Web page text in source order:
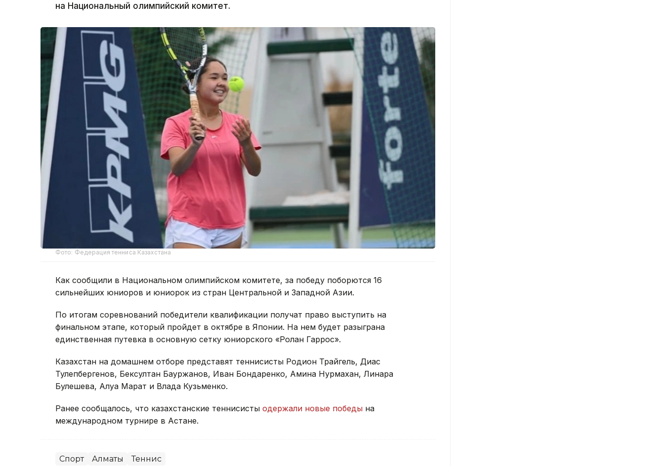
на Национальный олимпийский комитет.
Фото: Федерация тенниса Казахстана
Как сообщили в Национальном олимпийском комитете, за победу поборются 16
сильнейших юниоров и юниорок из стран Центральной и Западной Азии.
По итогам соревнований победители квалификации получат право выступить на
финальном этапе, который пройдет в октябре в Японии. На нем будет разыграна
единственная путевка в основную сетку юниорского «Ролан Гаррос».
Казахстан на домашнем отборе представят теннисисты Родион Трайгель, Диас
Тулепбергенов, Бексултан Бауржанов, Иван Бондаренко, Амина Нурмахан, Линара
Булешева, Алуа Марат и Влада Кузьменко.
Ранее сообщалось, что казахстанские теннисисты одержали новые победы на
международном турнире в Астане.
Спорт Алматы Теннис